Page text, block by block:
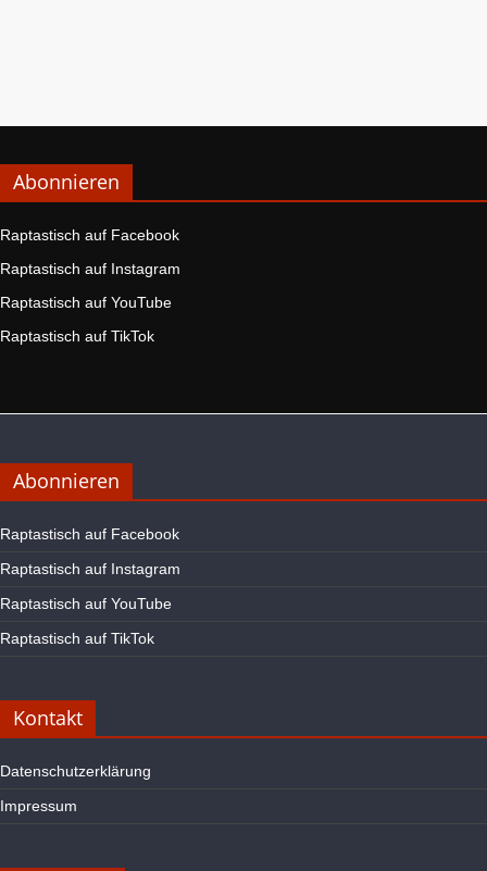
Abonnieren
Raptastisch auf Facebook
Raptastisch auf Instagram
Raptastisch auf YouTube
Raptastisch auf TikTok
Abonnieren
Raptastisch auf Facebook
Raptastisch auf Instagram
Raptastisch auf YouTube
Raptastisch auf TikTok
Kontakt
Datenschutzerklärung
Impressum